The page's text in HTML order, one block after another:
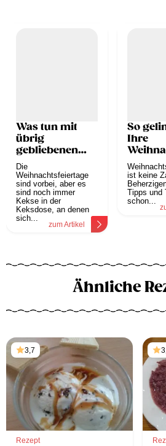
Was tun mit
übrig
gebliebenen
Keksen?
Die
Weihnachtsfeiertage
sind vorbei, aber es
sind noch immer
Kekse in der
Keksdose, an denen
sich...
zum Artikel
So
Ihre
ist keine
Tipps und
schon...
Ähnliche
3,7
Rezept